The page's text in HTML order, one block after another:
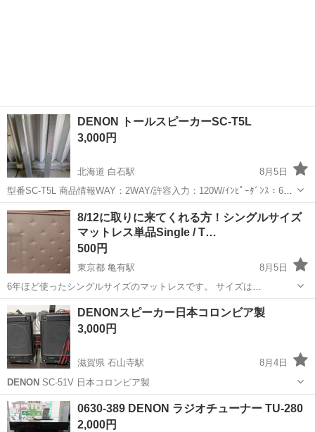
DENON トールスピーカーSC-T5L
3,000円
北海道 白石駅
8月5日
型番SC-T5L 商品情報WAY：2WAY/許容入力：120W/ｲﾝﾋﾟｰﾀﾞﾝｽ：6Ω/
再生周波数帯域：45Hz~90KHz/WxHxD：280x1060x270mm/重量：
5.2kg実寸 サイズ（cm）幅 28 高さ 1...
北海道 札幌市 白石駅 オーディオ
8/12に取りに来てくれる方！シングルサイズ
マットレス単品Single / T…
500円
東京都 亀有駅
8月5日
6年ほど使ったシングルサイズのマットレスです。 サイズは
1950mm×970mm×200mm ブランドはおそらくsleepyの2〜3万円程の
ものです。 薄いですがBOXシーツ1枚お付けします。 見た目は綺麗
で...
葛飾区 ベッド Twin
DENONスピーカー日本コロンビア製
3,000円
滋賀県 石山寺駅
8月4日
DENON SC-51V 日本コロンビア製
滋賀 大津市
0630-389 DENON ラジオチューナー TU-280
2,000円